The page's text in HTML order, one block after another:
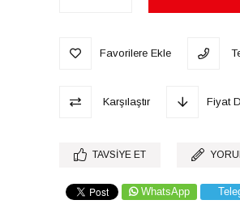
Favorilere Ekle
Karşılaştır Fiyat
TAVSIYE ET
WhatsApp